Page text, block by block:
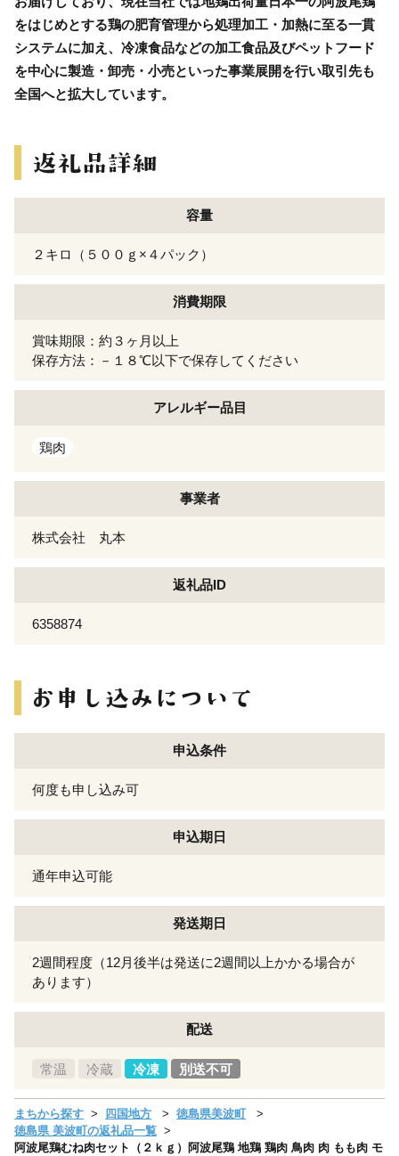
をはじめとする鶏の肥育管理から処理加工・加熱に至る一貫
システムに加え、冷凍食品などの加工食品及びペットフード
を中心に製造・卸売・小売といった事業展開を行い取引先も
全国へと拡大しています。
容量
２キロ（５００ｇ×４パック）
消費期限
賞味期限：約３ヶ月以上
保存方法：－１８℃以下で保存してください
アレルギー品目
鶏肉
事業者
株式会社 丸本
返礼品ID
6358874
申込条件
何度も申し込み可
申込期日
通年申込可能
発送期日
2週間程度（12月後半は発送に2週間以上かかる場合が
あります）
配送
常温 冷蔵 冷凍 別送不可
まちから探す 四国地方
徳島県美波町
徳島県 美波町の返礼品一覧
阿波尾鶏むね肉セット（２ｋｇ）阿波尾鶏 地鶏 鶏肉 鳥肉 肉 もも肉 モ